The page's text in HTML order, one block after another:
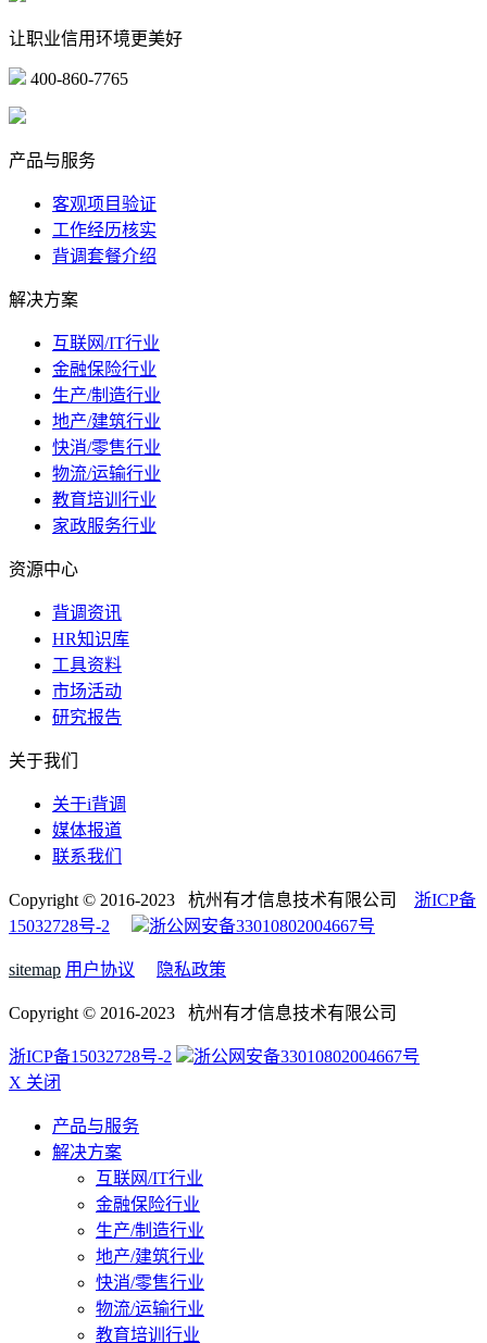
让职业信用环境更美好
400-860-7765
产品与服务
客观项目验证
工作经历核实
背调套餐介绍
解决方案
互联网/IT行业
金融保险行业
生产/制造行业
地产/建筑行业
快消/零售行业
物流/运输行业
教育培训行业
家政服务行业
资源中心
背调资讯
HR知识库
工具资料
市场活动
研究报告
关于我们
关于i背调
媒体报道
联系我们
Copyright © 2016-2023 杭州有才信息技术有限公司 浙ICP备
15032728号-2
浙公网安备33010802004667号
sitemap 用户协议 隐私政策
Copyright © 2016-2023 杭州有才信息技术有限公司
浙ICP备15032728号-2
浙公网安备33010802004667号
X 关闭
产品与服务
解决方案
互联网/IT行业
金融保险行业
生产/制造行业
地产/建筑行业
快消/零售行业
物流/运输行业
教育培训行业